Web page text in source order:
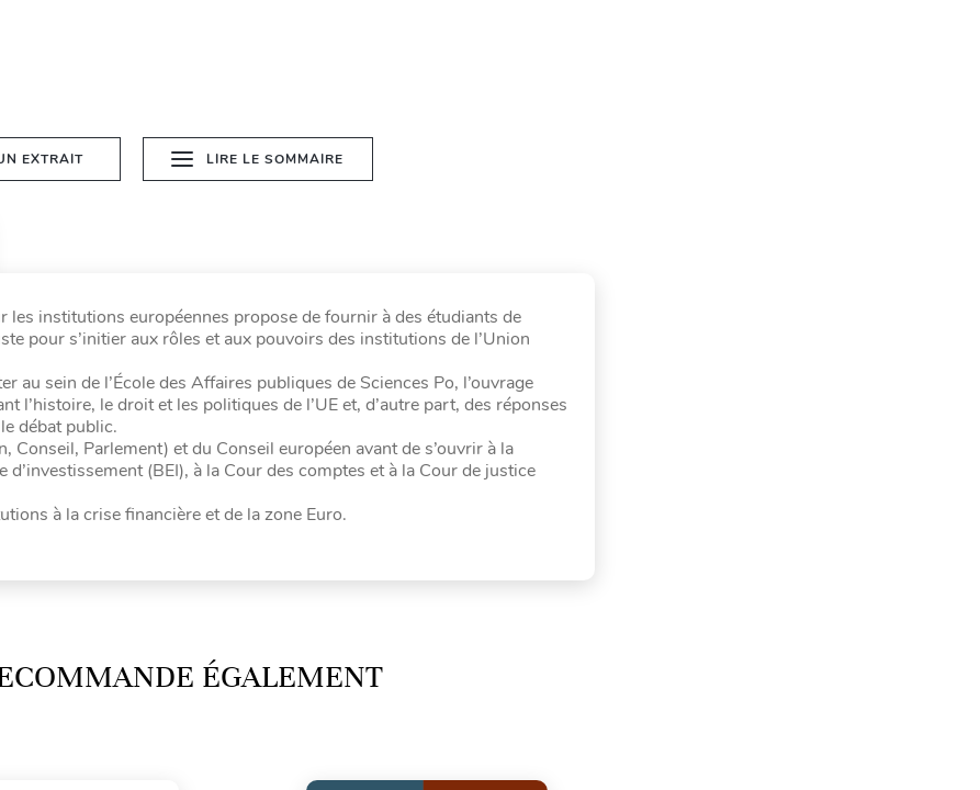
EXTRAIT LIRE LE SOMMAIRE
institutions européennes propose de fournir à des étudiants de
pour s’initier aux rôles et aux pouvoirs des institutions de l’Union
au sein de l’École des Affaires publiques de Sciences Po, l’ouvrage
l’histoire, le droit et les politiques de l’UE et, d’autre part, des réponses
débat public.
Parlement) et du Conseil européen avant de s’ouvrir à la
(BEI), à la Cour des comptes et à la Cour de justice
à la crise financière et de la zone Euro.
ÉGALEMENT